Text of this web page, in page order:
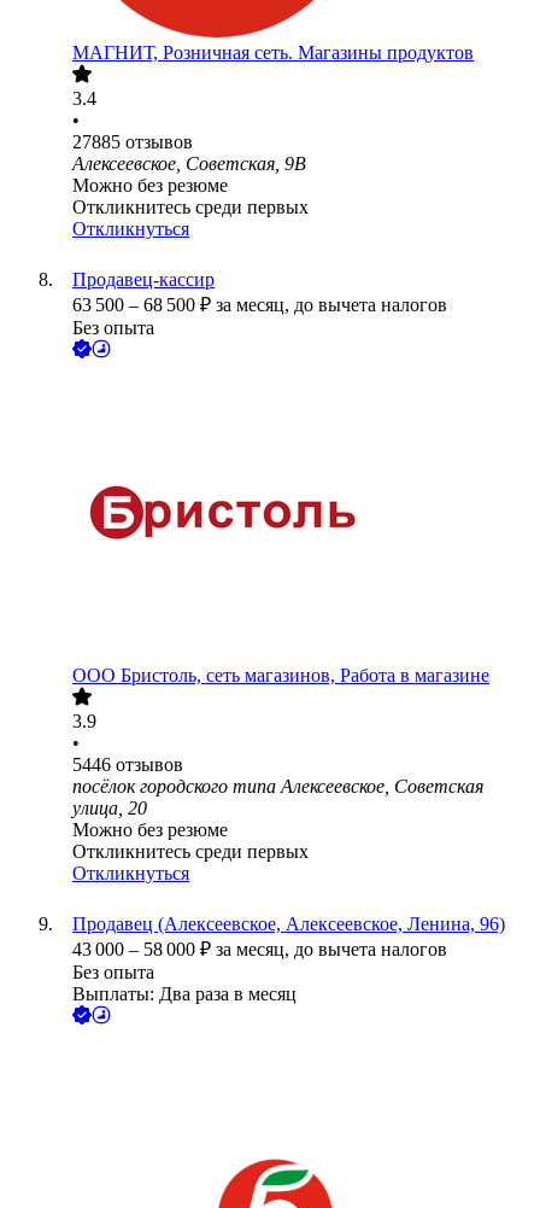
МАГНИТ, Розничная сеть. Магазины продуктов
3.4
•
27885 отзывов
Алексеевское, Советская, 9В
Можно без резюме
Откликнитесь среди первых
Откликнуться
Продавец-кассир
63 500 – 68 500 ₽ за месяц, до вычета налогов
Без опыта
ООО Бристоль, сеть магазинов, Работа в магазине
3.9
•
5446 отзывов
посёлок городского типа Алексеевское, Советская
улица, 20
Можно без резюме
Откликнитесь среди первых
Откликнуться
Продавец (Алексеевское, Алексеевское, Ленина, 96)
43 000 – 58 000 ₽ за месяц, до вычета налогов
Без опыта
Выплаты: Два раза в месяц